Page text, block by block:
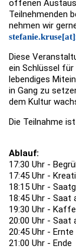
offenen
Teilnehmenden
nehmen wir
Diese
ein Schlüssel für
lebendiges
in Gang zu
dem Kultur
Die Teilnahme
Ablauf:
17:30 Uhr -
17:45 Uhr -
18:15 Uhr -
18:45 Uhr - Saat
19:30 Uhr -
20:00 Uhr - Saat
20:45 Uhr -
21:00 Uhr - Ende